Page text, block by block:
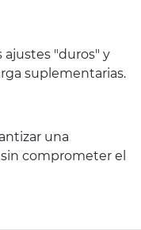
ajustes "duros" y
suplementarias.
una
comprometer el